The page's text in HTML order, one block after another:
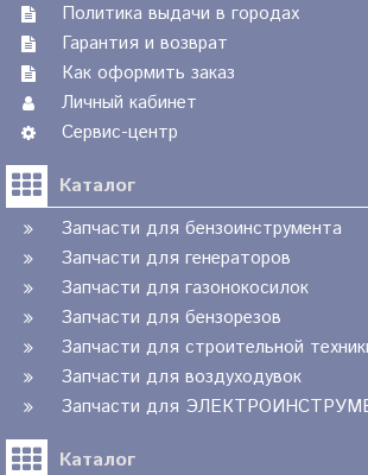
Политика выдачи в городах
Гарантия и возврат
Как оформить заказ
Личный кабинет
Сервис-центр
Каталог
Запчасти для бензоинструмента
Запчасти для генераторов
Запчасти для газонокосилок
Запчасти для бензорезов
Запчасти для строительной
Запчасти для воздуходувок
Запчасти для
Каталог